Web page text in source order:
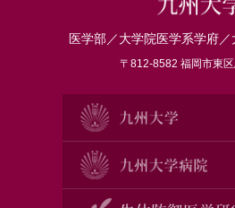
医学部／大学院医学系学府
〒812-8582 福岡市東